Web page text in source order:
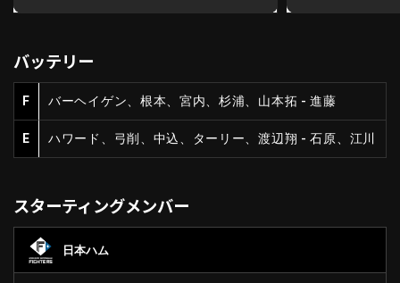
動画を検索（選手・チーム・プレー内容…）
バッテリー
F バーヘイゲン、根本、宮内、杉浦、山本拓 - 進藤
E ハワード、弓削、中込、ターリー、渡辺翔 - 石原、江川
スターティングメンバー
日本ハム